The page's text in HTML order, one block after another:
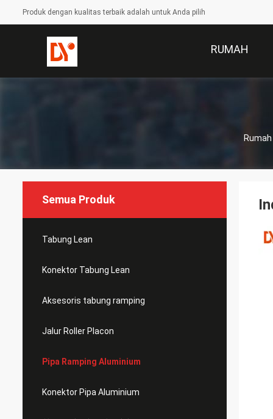
Produk dengan kualitas terbaik adalah untuk Anda pilih
RUMAH
Rumah
Semua Produk
Tabung Lean
Konektor Tabung Lean
Aksesoris tabung ramping
Jalur Roller Placon
Pipa Ramping Aluminium
Konektor Pipa Aluminium